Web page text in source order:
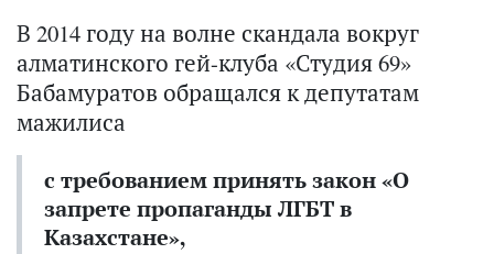
В 2014 году на волне скандала вокруг
алматинского гей-клуба «Студия 69»
Бабамуратов обращался к депутатам
мажилиса
с требованием принять закон «О
запрете пропаганды ЛГБТ в
Казахстане»,